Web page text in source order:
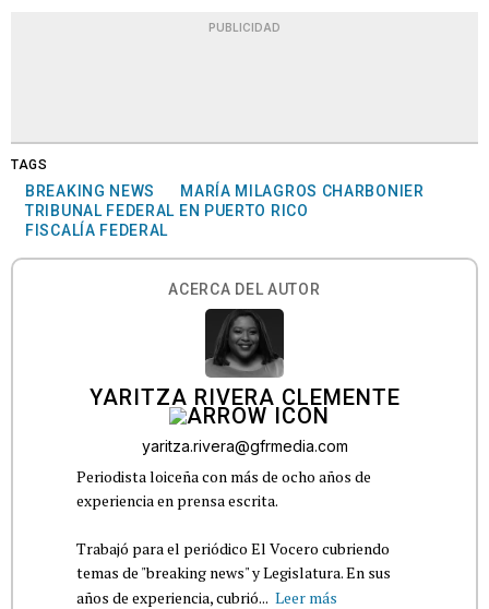
PUBLICIDAD
TAGS
BREAKING NEWS
MARÍA MILAGROS CHARBONIER
TRIBUNAL FEDERAL EN PUERTO RICO
FISCALÍA FEDERAL
ACERCA DEL AUTOR
YARITZA RIVERA CLEMENTE
yaritza.rivera@gfrmedia.com
Periodista loiceña con más de ocho años de
experiencia en prensa escrita.
Trabajó para el periódico El Vocero cubriendo
temas de "breaking news" y Legislatura. En sus
años de experiencia, cubrió... Leer más